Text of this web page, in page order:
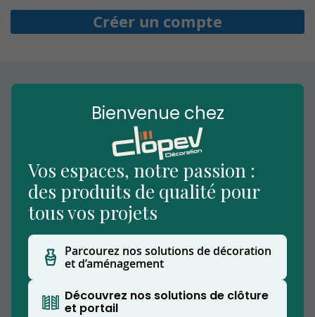
Créer un compte
Nous vous accueillons dans notre établissement
situé à Beuvry-la-Forêt, notre showroom
extérieur vous permettra de découvrir nos
produits.
Clopev est affilié au Groupe CW
Bienvenue chez
Vos espaces, notre passion :
des produits de qualité pour
tous vos projets
Parcourez nos solutions de décoration
et d’aménagement
Découvrez nos solutions de clôture
et portail